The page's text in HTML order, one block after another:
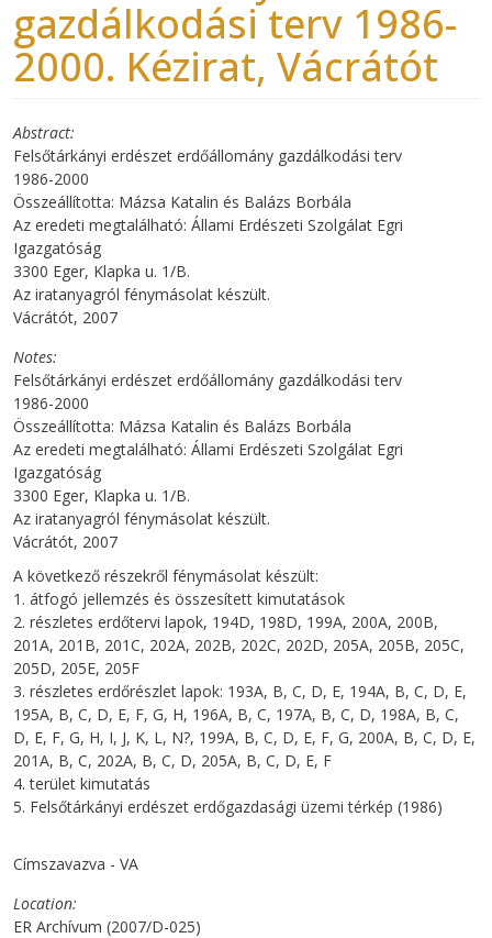
gazdálkodási terv 1986-
2000. Kézirat, Vácrátót
Abstract
Felsőtárkányi erdészet erdőállomány gazdálkodási terv
1986-2000
Összeállította: Mázsa Katalin és Balázs Borbála
Az eredeti megtalálható: Állami Erdészeti Szolgálat Egri
Igazgatóság
3300 Eger, Klapka u. 1/B.
Az iratanyagról fénymásolat készült.
Vácrátót, 2007
Notes
Felsőtárkányi erdészet erdőállomány gazdálkodási terv
1986-2000
Összeállította: Mázsa Katalin és Balázs Borbála
Az eredeti megtalálható: Állami Erdészeti Szolgálat Egri
Igazgatóság
3300 Eger, Klapka u. 1/B.
Az iratanyagról fénymásolat készült.
Vácrátót, 2007
A következő részekről fénymásolat készült:
1. átfogó jellemzés és összesített kimutatások
2. részletes erdőtervi lapok, 194D, 198D, 199A, 200A, 200B,
201A, 201B, 201C, 202A, 202B, 202C, 202D, 205A, 205B, 205C,
205D, 205E, 205F
3. részletes erdőrészlet lapok: 193A, B, C, D, E, 194A, B, C, D, E,
195A, B, C, D, E, F, G, H, 196A, B, C, 197A, B, C, D, 198A, B, C,
D, E, F, G, H, I, J, K, L, N?, 199A, B, C, D, E, F, G, 200A, B, C, D, E,
201A, B, C, 202A, B, C, D, 205A, B, C, D, E, F
4. terület kimutatás
5. Felsőtárkányi erdészet erdőgazdasági üzemi térkép (1986)
Címszavazva - VA
Location
ER Archívum (2007/D-025)